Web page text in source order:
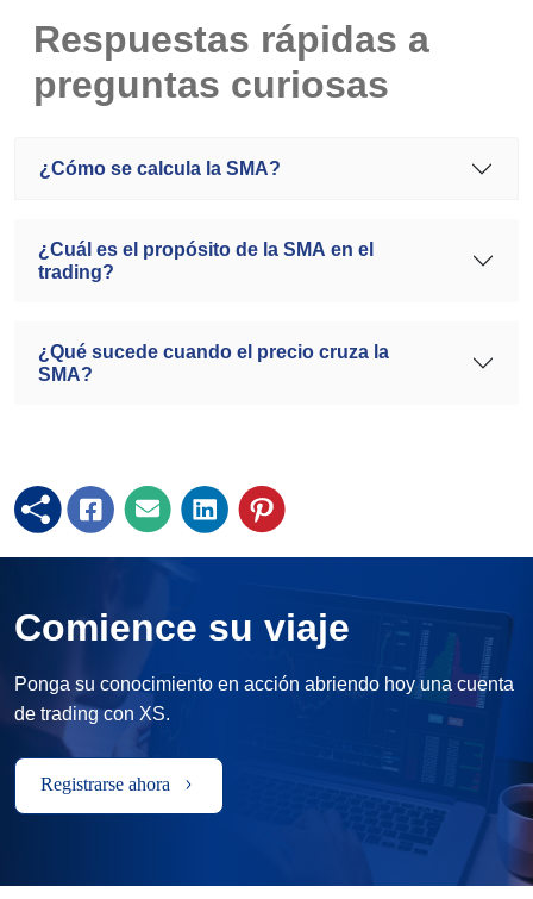
Respuestas rápidas a
preguntas curiosas
¿Cómo se calcula la SMA?
¿Cuál es el propósito de la SMA en el
trading?
¿Qué sucede cuando el precio cruza la
SMA?
Comience su viaje
Ponga su conocimiento en acción abriendo hoy una cuenta
de trading con XS.
Registrarse ahora